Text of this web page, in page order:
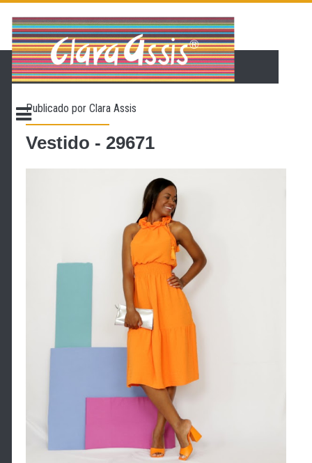
PÁGINA INICIAL
LOJA VIRTUAL
CONTATO
PROMOÇÃO
Publicado porClara Assis
Vestido - 29671